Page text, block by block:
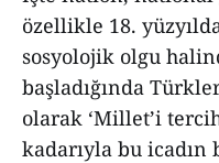
özellikle 18.
sosyolojik olgu
başladığında
olarak ‘Millet’i
kadarıyla bu icadın